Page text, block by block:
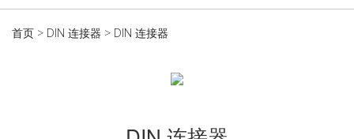
首页 > DIN 连接器 > DIN 连接器